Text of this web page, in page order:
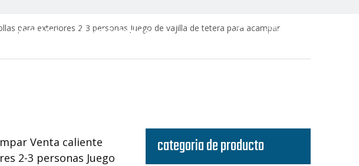
trekking
Noticias Contáctenos
para exteriores 2-3 personas Juego de vajilla de tetera para acampar
Venta caliente
2-3 personas Juego
categoria de producto